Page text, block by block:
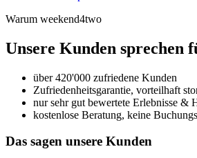
Warum weekend4two
Unsere Kunden sprechen
über 420'000 zufriedene Kunden
Zufriedenheitsgarantie, vorteilhaft
nur sehr gut bewertete Erlebnisse &
kostenlose Beratung, keine
Das sagen unsere Kunden